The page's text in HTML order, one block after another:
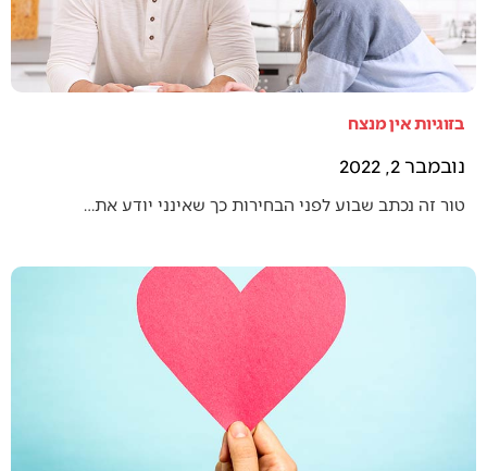
בזוגיות אין מנצח
נובמבר 2, 2022
טור זה נכתב שבוע לפני הבחירות כך שאינני יודע את…